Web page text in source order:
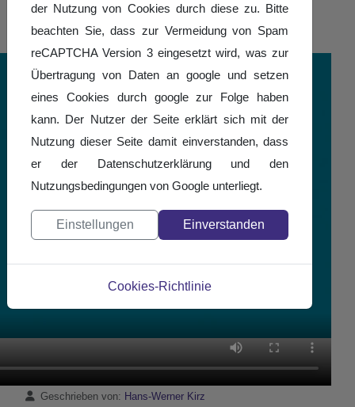
DetailsGeschrieben von: Hans-Werner Kirz
der Nutzung von Cookies durch diese zu. Bitte
beachten Sie, dass zur Vermeidung von Spam
reCAPTCHA Version 3 eingesetzt wird, was zur
Übertragung von Daten an google und setzen
eines Cookies durch google zur Folge haben
kann. Der Nutzer der Seite erklärt sich mit der
Nutzung dieser Seite damit einverstanden, dass
er der Datenschutzerklärung und den
Nutzungsbedingungen von Google unterliegt.
Einstellungen Einverstanden
Cookies-Richtlinie